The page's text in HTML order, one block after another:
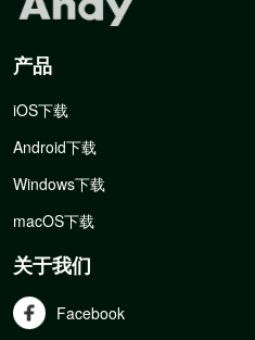
产品
iOS下载
Android下载
Windows下载
macOS下载
关于我们
Facebook